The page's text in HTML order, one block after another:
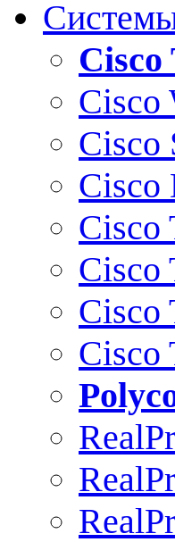
Cisco
Cisco
Cisco
Cisco
Cisco
Cisco
Cisco
Cisco